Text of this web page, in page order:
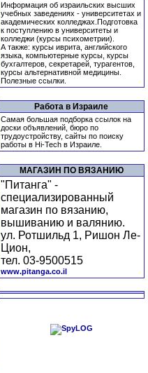
Информация об израильских высших
учебных заведениях - университетах и
академических колледжах.Подготовка
к поступлению в университеты и
колледжи (курсы психометрии).
А также: курсы иврита, английского
языка, компьютерные курсы, курсы
бухгалтеров, секретарей, турагентов,
курсы альтернативной медицины.
Полезные ссылки.
Работа в Израиле
Самая большая подборка ссылок на
доски объявлений, бюро по
трудоустройству, сайты по поиску
работы в Hi-Tech в Израиле.
МАГАЗИН ПО ВЯЗАНИЮ
"Питанга" -
специализированный
магазин по вязанию,
вышиванию и валянию.
ул. Ротшильд 1, Ришон Ле-
Цион,
тел. 03-9500515
www.pitanga.co.il